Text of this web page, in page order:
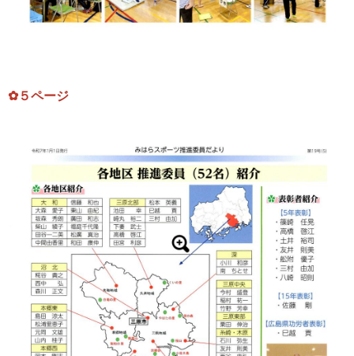
✿５ページ